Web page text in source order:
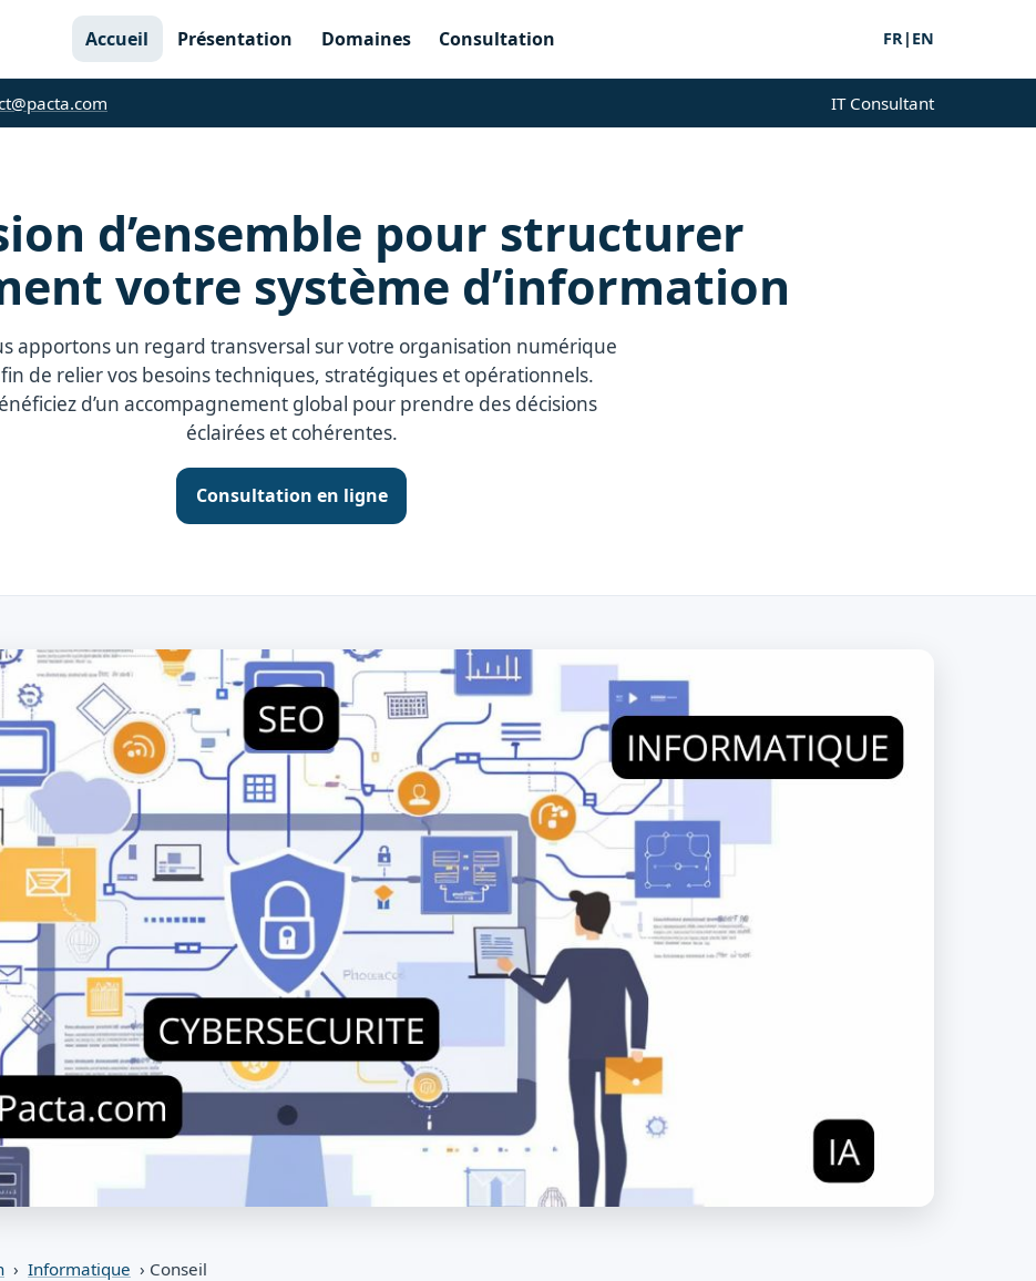
Accueil Présentation Domaines Consultation FR| EN
IT Consultant
d’ensemble pour structurer
votre système d’information
apportons un regard transversal sur votre organisation numérique
de relier vos besoins techniques, stratégiques et opérationnels.
d’un accompagnement global pour prendre des décisions
éclairées et cohérentes.
Consultation en ligne
› Informatique › Conseil